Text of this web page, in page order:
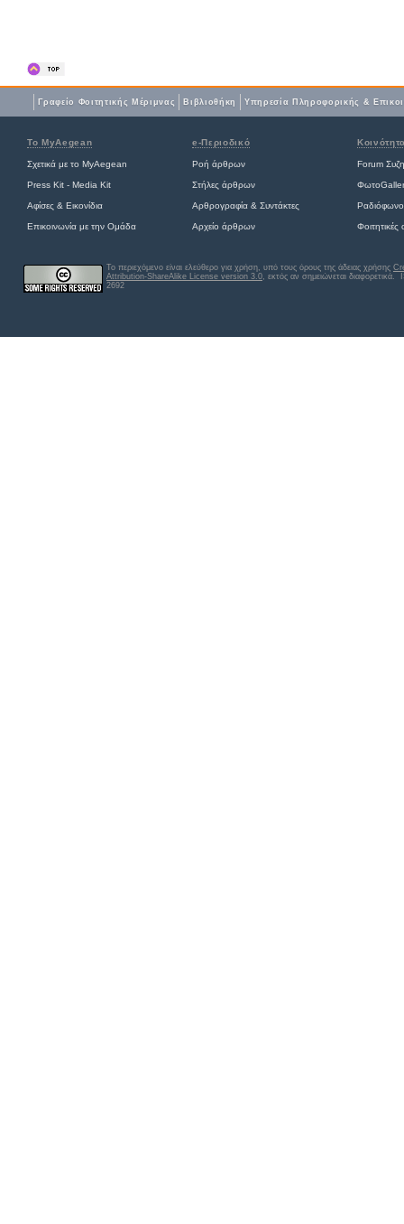
Γραφείο Φοιτητικής Μέριμνας Βιβλιοθήκη Yπηρεσία Πληροφορικής &
Το MyAegean e-Περιοδικό
Σχετικά με το MyAegean Ροή άρθρων Forum
Press Kit - Media Kit Στήλες άρθρων
Αφίσες & Εικονίδια Αρθρογραφία & Συντάκτες Ραδιόφωνο
Επικοινωνία με την Ομάδα Αρχείο άρθρων
Το περιεχόμενο είναι ελεύθερο για χρήση, υπό τους όρους της άδειας χρήσης
Attribution-ShareAlike License version 3.0, εκτός αν σημειώνεται διαφορετικά.
2692